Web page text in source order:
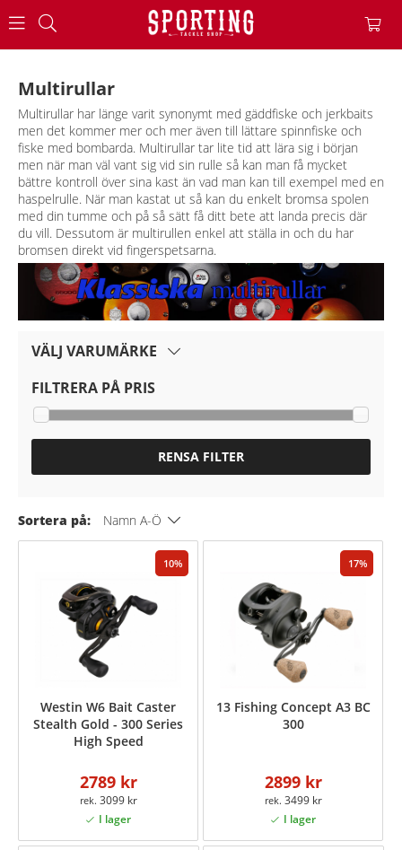
VÄLJ VARUMÄRKE
FILTRERA PÅ PRIS
RENSA FILTER
Multirullar
Multirullar har länge varit synonymt med gäddfiske och jerkbaits
men det kommer mer och mer även till lättare spinnfiske och
fiske med bombarda. Multirullar tar lite tid att lära sig i början
men när man väl vant sig vid sin rulle så kan man få mycket
bättre kontroll över sina kast än vad man kan till exempel med en
haspelrulle. När man kastat ut så kan du enkelt bromsa spolen
med din tumme och på så sätt få ditt bete att landa precis där
du vill. Dessutom är multirullen enkel att ställa in och du har
bromsen direkt vid fingerspetsarna.
Sortera på: Namn A-Ö
10
Westin W6 Bait Caster
Stealth Gold - 300 Series
High Speed
2789 kr
3099 kr
17
13 Fishing Concept A3 BC
300
2899 kr
3499 kr